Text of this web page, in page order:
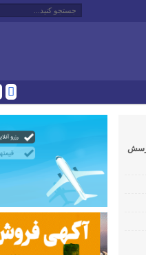
پرسش